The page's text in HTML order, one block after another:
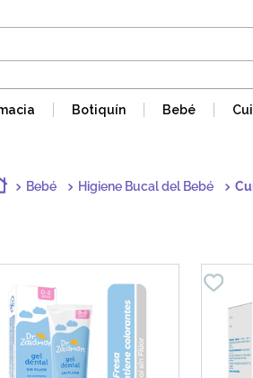
Botiquín Bebé
Bebé Higiene Bucal del Bebé